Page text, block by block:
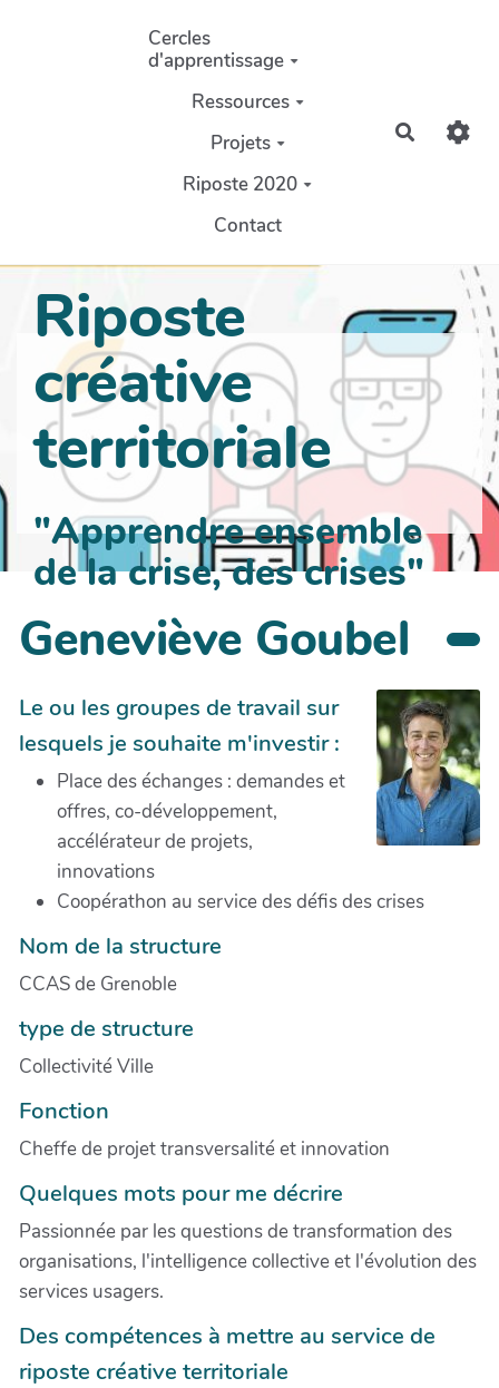
Aller au contenu principal
Cercles
d'apprentissage
Ressources
Projets
Riposte 2020
Contact
Riposte
créative
territoriale
"Apprendre ensemble
de la crise, des crises"
Geneviève Goubel
Le ou les groupes de travail sur
lesquels je souhaite m'investir :
Place des échanges : demandes et
offres, co-développement,
accélérateur de projets,
innovations
Coopérathon au service des défis des crises
Nom de la structure
CCAS de Grenoble
type de structure
Collectivité Ville
Fonction
Cheffe de projet transversalité et innovation
Quelques mots pour me décrire
Passionnée par les questions de transformation des
organisations, l'intelligence collective et l'évolution des
services usagers.
Des compétences à mettre au service de
riposte créative territoriale